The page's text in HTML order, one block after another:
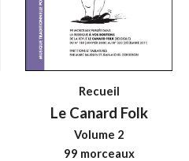
Recueil
Le Canard Folk
Volume 2
99 morceaux